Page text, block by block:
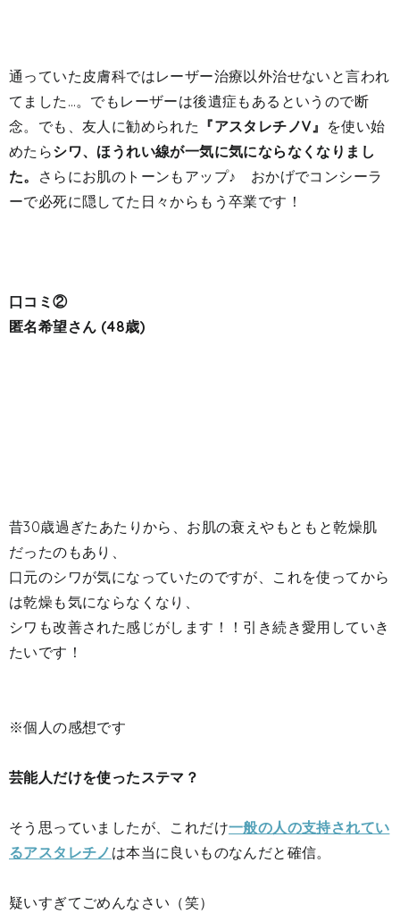
通っていた皮膚科ではレーザー治療以外治せないと言われ
てました…。でもレーザーは後遺症もあるというので断
念。でも、友人に勧められた 『アスタレチノV』 を使い始
めたらシワ、ほうれい線が一気に気にならなくなりまし
た。
さらにお肌のトーンもアップ♪ おかげでコンシーラ
ーで必死に隠してた日々からもう卒業です！
口コミ②
匿名希望さん (48歳)
昔30歳過ぎたあたりから、お肌の衰えやもともと乾燥肌
だったのもあり、
口元のシワが気になっていたのですが、これを使ってから
は乾燥も気にならなくなり、
シワも改善された感じがします！！引き続き愛用していき
たいです！
※個人の感想です
芸能人だけを使った ステマ？
そう思っていましたが、これだけ一般の人の支持されてい
るアスタレチノ は本当に良いものなんだと確信。
疑いすぎてごめんなさい（笑）